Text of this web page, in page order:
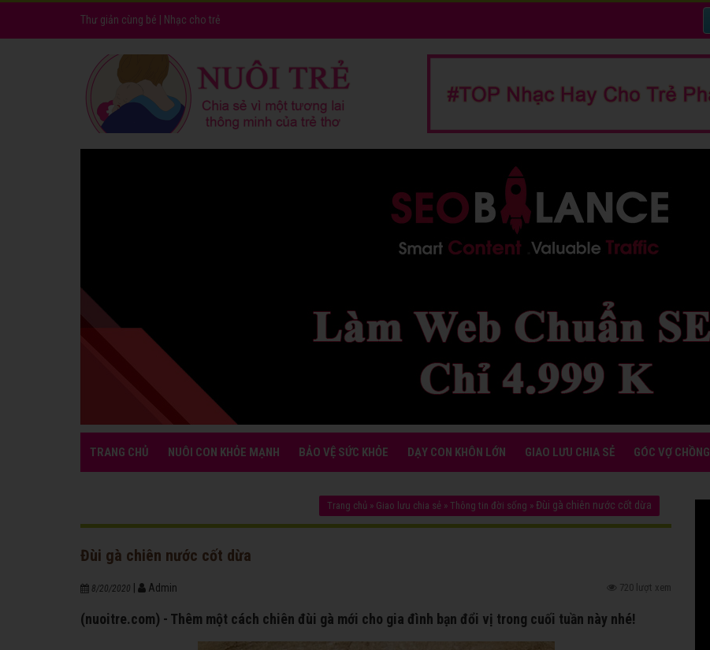
Thư giản cùng bé Nhạc cho trẻ
TRANG CHỦ NUÔI CON KHỎE MẠNH BẢO VỆ SỨC KHỎE DẠY CON KHÔN LỚN GIAO LƯU CHIA SẺ GÓC VỢ CHỒNG
Trang chủ » Giao lưu chia sẻ » Thông tin đời sống » Đùi gà chiên nước cốt dừa
Đùi gà chiên nước cốt dừa
8/20/2020 Admin 720 lượt xem
(nuoitre.com) - Thêm một cách chiên đùi gà mới cho gia đình bạn đổi vị trong cuối tuần này nhé!